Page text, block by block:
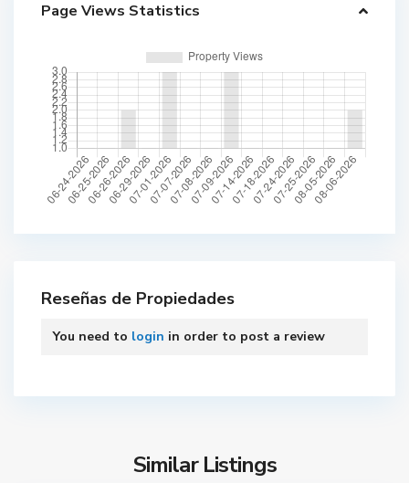
Page Views Statistics
Reseñas de Propiedades
You need to login in order to post a review
Similar Listings